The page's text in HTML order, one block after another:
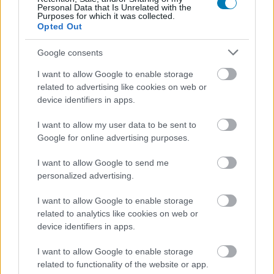
Personal Data that Is Unrelated with the
Purposes for which it was collected.
Opted Out
Google consents
I want to allow Google to enable storage
related to advertising like cookies on web or
device identifiers in apps.
I want to allow my user data to be sent to
Google for online advertising purposes.
I want to allow Google to send me
personalized advertising.
I want to allow Google to enable storage
related to analytics like cookies on web or
device identifiers in apps.
I want to allow Google to enable storage
related to functionality of the website or app.
Hozzászólások
Hirtelen megnőtt a kereslet a
PS5 konzolok feltörése iránt
sokkal többen akarnak kalózkodni, mint